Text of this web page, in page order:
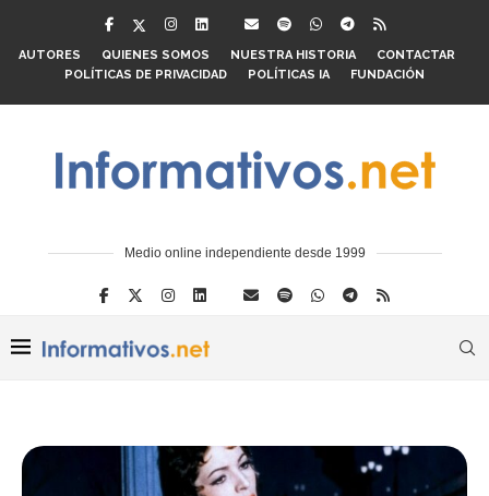
AUTORES QUIENES SOMOS NUESTRA HISTORIA
CONTACTAR
POLÍTICAS DE PRIVACIDAD
POLÍTICAS IA FUNDACIÓN
Medio online independiente desde 1999